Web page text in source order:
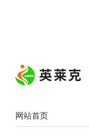
网站首页